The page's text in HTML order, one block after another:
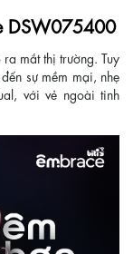
DSW075400
mắt thị trường. Tuy
sự mềm mại, nhẹ
với vẻ ngoài tinh